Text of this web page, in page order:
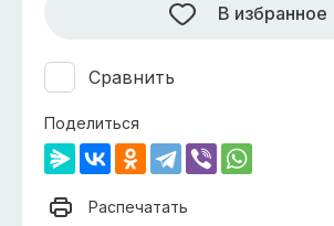
Сравнить
В избранное
Поделиться
Распечатать